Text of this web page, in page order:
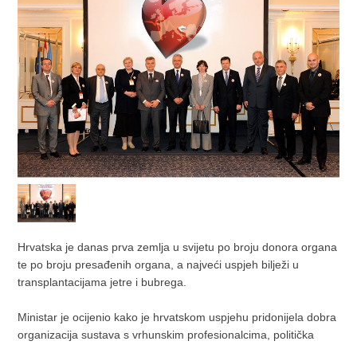
Hrvatska je danas prva zemlja u svijetu po broju donora organa
te po broju presađenih organa, a najveći uspjeh bilježi u
transplantacijama jetre i bubrega.
Ministar je ocijenio kako je hrvatskom uspjehu pridonijela dobra
organizacija sustava s vrhunskim profesionalcima, politička